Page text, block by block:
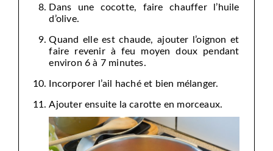
Dans une cocotte, faire chauffer l’huile
d’olive.
Quand elle est chaude, ajouter l’oignon et
faire revenir à feu moyen doux pendant
environ 6 à 7 minutes.
Incorporer l’ail haché et bien mélanger.
Ajouter ensuite la carotte en morceaux.